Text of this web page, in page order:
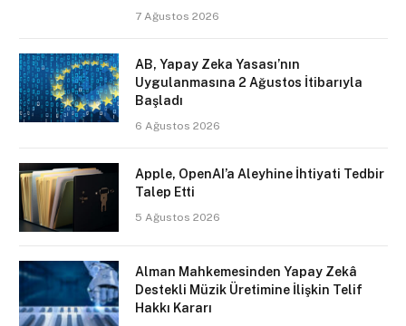
7 Ağustos 2026
AB, Yapay Zeka Yasası’nın
Uygulanmasına 2 Ağustos İtibarıyla
Başladı
6 Ağustos 2026
Apple, OpenAI’a Aleyhine İhtiyati Tedbir
Talep Etti
5 Ağustos 2026
Alman Mahkemesinden Yapay Zekâ
Destekli Müzik Üretimine İlişkin Telif
Hakkı Kararı